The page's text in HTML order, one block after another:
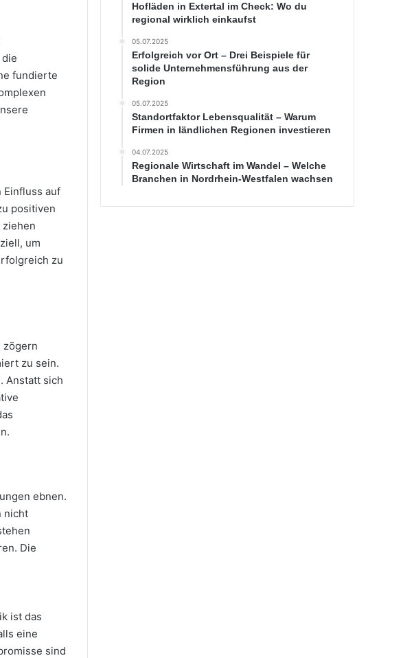
fundierte
Einfluss auf
positiven
um
zu
zögern
zu sein.
Anstatt sich
ebnen.
nicht
Die
ist das
eine
sind
Hofläden in Extertal im Check: Wo du
regional wirklich einkaufst
05.07.2025
Erfolgreich vor Ort – Drei Beispiele für
solide Unternehmensführung aus der
Region
05.07.2025
Standortfaktor Lebensqualität – Warum
Firmen in ländlichen Regionen investieren
04.07.2025
Regionale Wirtschaft im Wandel – Welche
Branchen in Nordrhein-Westfalen wachsen